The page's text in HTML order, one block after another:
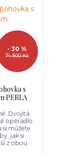
74 500 Kč
- 30 %
s
PERLA
Dvojitá
opěradlo
si můžete
jak si
z obou